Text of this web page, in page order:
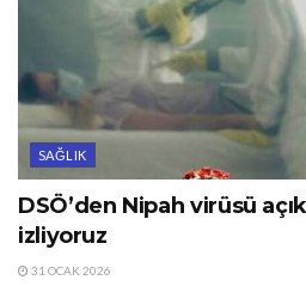
SAĞLIK
DSÖ’den Nipah virüsü
izliyoruz
31 OCAK 2026